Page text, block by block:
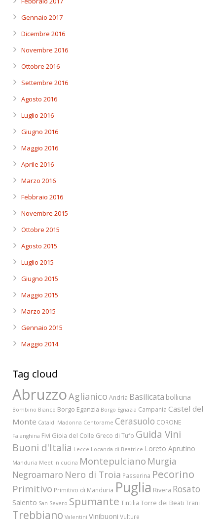
Gennaio 2017
Dicembre 2016
Novembre 2016
Ottobre 2016
Settembre 2016
Agosto 2016
Luglio 2016
Giugno 2016
Maggio 2016
Aprile 2016
Marzo 2016
Febbraio 2016
Novembre 2015
Ottobre 2015
Agosto 2015
Luglio 2015
Giugno 2015
Maggio 2015
Marzo 2015
Gennaio 2015
Maggio 2014
Tag cloud
AbruzzoAglianico Andria Basilicata bollicina
Bombino Bianco Borgo Eganzia Borgo Egnazia Campania Castel del
Monte Cataldi Madonna Centorame Cerasuolo CORONE
Falanghina Fivi Gioia del Colle Greco di Tufo Guida Vini
Buoni d'Italia Lecce Locanda di Beatrice Loreto Aprutino
Manduria Meet in cucina Montepulciano Murgia
Negroamaro Nero di Troia Passerina Pecorino
Primitivo Primitivo di Manduria Puglia Rivera Rosato
Salento San Severo Spumante Tintilia Torre dei Beati Trani
Trebbiano Valentini Vinibuoni Vulture